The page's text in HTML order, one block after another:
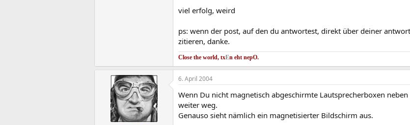
viel erfolg, weird
ps: wenn der post, auf den du antwortest, direkt über deiner
zitieren, danke.
Close the world, txEn eht nepO.
6. April 2004
Wenn Du nicht magnetisch abgeschirmte Lautsprecherboxen
weiter weg.
Genauso sieht nämlich ein magnetisierter Bildschirm aus.